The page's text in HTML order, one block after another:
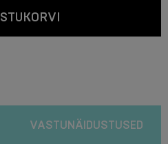
VASTUNÄIDUSTUSED